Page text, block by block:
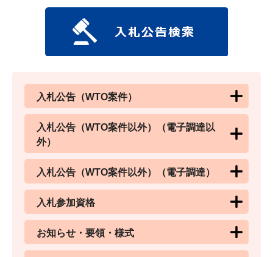
入札公告（WTO案件）
入札公告（WTO案件以外）（電子調達以
外）
入札公告（WTO案件以外）（電子調達）
入札参加資格
お知らせ・要領・様式